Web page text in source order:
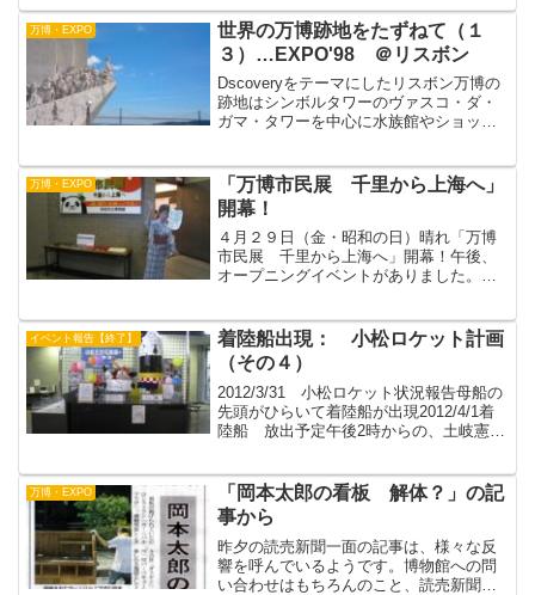
声集が「07EXPO70－わたしと万博」に
地元らし...
万博・EXPO
世界の万博跡地をたずねて（１
３）…EXPO'98 ＠リスボン
Dscoveryをテーマにしたリスボン万博の
跡地はシンボルタワーのヴァスコ・ダ・
ガマ・タワーを中心に水族館やショッピ
もいいので、夏休みの家族連れで賑わっ
てました。若者の...
万博・EXPO
「万博市民展 千里から上海へ」
開幕！
４月２９日（金・昭和の日）晴れ「万博
市民展 千里から上海へ」開幕！午後、
オープニングイベントがありました。ま
杯が無料でふるまわれました。無料サー
ビスは、明日、明後日もや...
イベント報告【終了】
着陸船出現： 小松ロケット計画
（その４）
2012/3/31 小松ロケット状況報告母船の
先頭がひらいて着陸船が出現2012/4/1着
陸船 放出予定午後2時からの、土岐憲三
万博・EXPO
「岡本太郎の看板 解体？」の記
事から
昨夕の読売新聞一面の記事は、様々な反
響を呼んでいるようです。博物館への問
い合わせはもちろんのこと、読売新聞社